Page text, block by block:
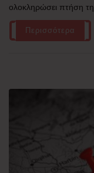
ολοκληρώσει πτήση
Περισσότερα